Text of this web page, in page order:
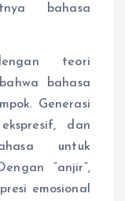
bahasa
teori
bahasa
Generasi
dan
untuk
“anjir”,
emosional